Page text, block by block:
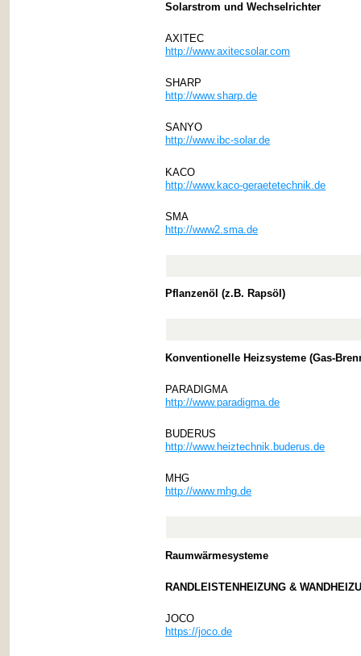
Solarstrom und Wechselrichter
AXITEC
http://www.axitecsolar.com
SHARP
http://www.sharp.de
SANYO
http://www.ibc-solar.de
KACO
http://www.kaco-geraetetechnik.de
SMA
http://www2.sma.de
Pflanzenöl (z.B. Rapsöl)
Konventionelle Heizsysteme (Gas-
PARADIGMA
http://www.paradigma.de
BUDERUS
http://www.heiztechnik.buderus.de
MHG
http://www.mhg.de
Raumwärmesysteme
RANDLEISTENHEIZUNG &
JOCO
https://joco.de